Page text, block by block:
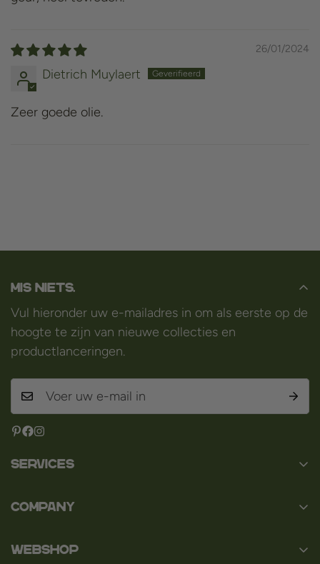
26/01/2024
Dietrich Muylaert
Zeer goede olie.
Mis niets.
Vul hieronder uw e-mailadres in om als eerste op de
hoogte te zijn van nieuwe collecties en
productlanceringen.
Services
Over ons
Company
Baal 36
WEBSHOP